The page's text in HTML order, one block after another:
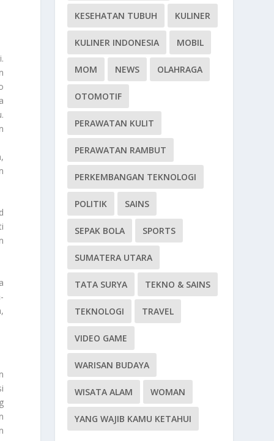
KESEHATAN TUBUH KULINER
KULINER INDONESIA MOBIL
MOM NEWS OLAHRAGA
OTOMOTIF
PERAWATAN KULIT
PERAWATAN RAMBUT
PERKEMBANGAN TEKNOLOGI
POLITIK SAINS
SEPAK BOLA SPORTS
SUMATERA UTARA
TATA SURYA TEKNO & SAINS
TEKNOLOGI TRAVEL
VIDEO GAME
WARISAN BUDAYA
WISATA ALAM WOMAN
YANG WAJIB KAMU KETAHUI